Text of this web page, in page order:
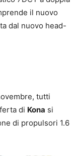
il nuovo
dal nuovo head-
tutti
di Kona si
di propulsori 1.6